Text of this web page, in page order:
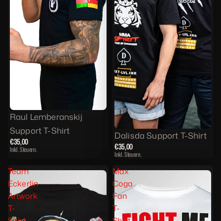
Ausverkauft
Raul Lemberanskij
Support T-Shirt
€35,00
Inkl. Steuern.
Ausverkauft
Dalisda Support T-Shirt
€35,00
Inkl. Steuern.
Team
Eckerlin
Artwork
T-
Max
Coga
Fan
T-